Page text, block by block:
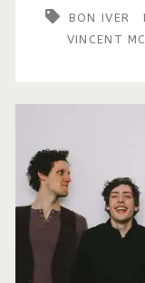
BON IVER
VINCENT